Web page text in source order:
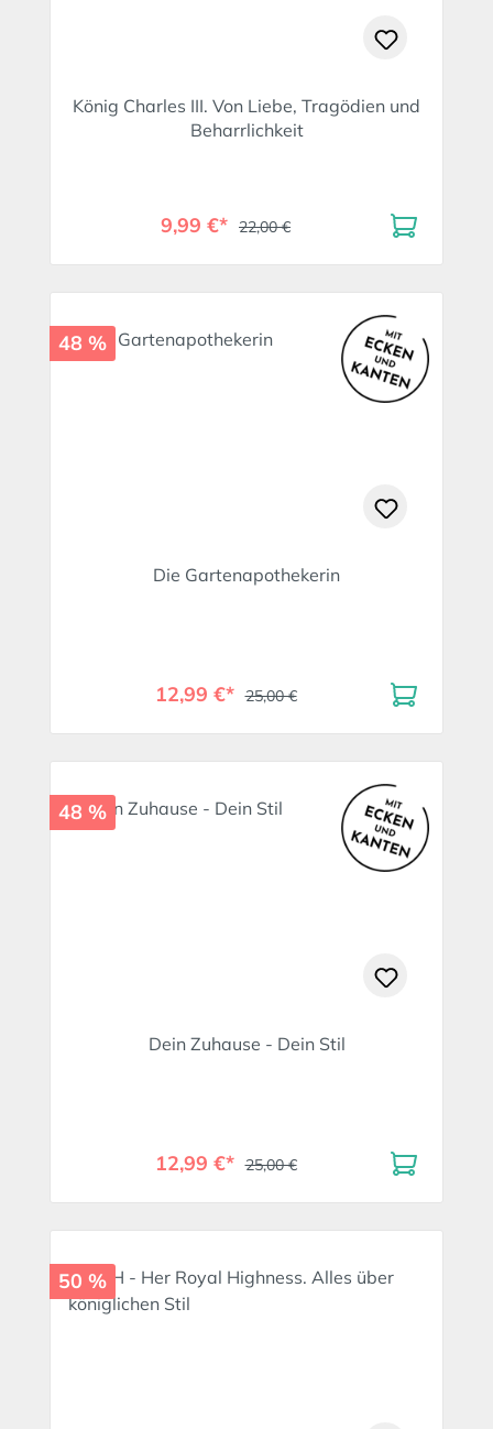
König Charles III. Von Liebe, Tragödien und
Beharrlichkeit
9,99 €* 22,00 €
48 %
Die Gartenapothekerin
12,99 €* 25,00 €
48 %
Dein Zuhause - Dein Stil
12,99 €* 25,00 €
50 %